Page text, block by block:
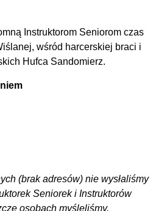
Instruktorom Seniorom czas
wśród harcerskiej braci i
Hufca Sandomierz.
(brak adresów) nie wysłaliśmy
Seniorek i Instruktorów
osobach myśleliśmy.